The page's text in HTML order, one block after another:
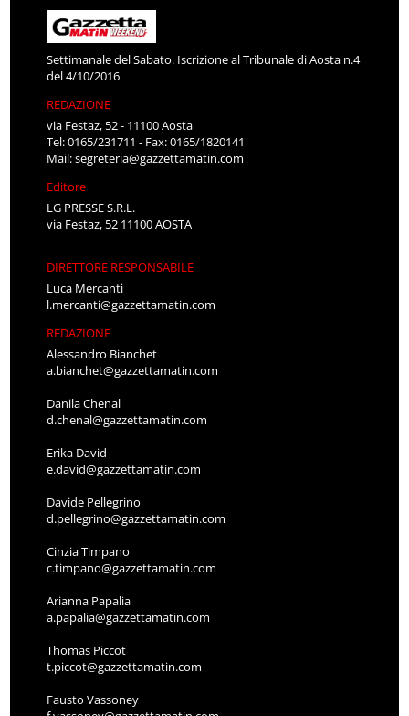
Settimanale del Sabato. Iscrizione al Tribunale di Aosta n.4
del 4/10/2016
REDAZIONE
via Festaz, 52 - 11100 Aosta
Tel: 0165/231711 - Fax: 0165/1820141
Mail:segreteria@gazzettamatin.com
Editore
LG PRESSE S.R.L.
via Festaz, 52 11100 AOSTA
DIRETTORE RESPONSABILE
Luca Mercanti
l.mercanti@gazzettamatin.com
REDAZIONE
Alessandro Bianchet
a.bianchet@gazzettamatin.com
Danila Chenal
d.chenal@gazzettamatin.com
Erika David
e.david@gazzettamatin.com
Davide Pellegrino
d.pellegrino@gazzettamatin.com
Cinzia Timpano
c.timpano@gazzettamatin.com
Arianna Papalia
a.papalia@gazzettamatin.com
Thomas Piccot
t.piccot@gazzettamatin.com
Fausto Vassoney